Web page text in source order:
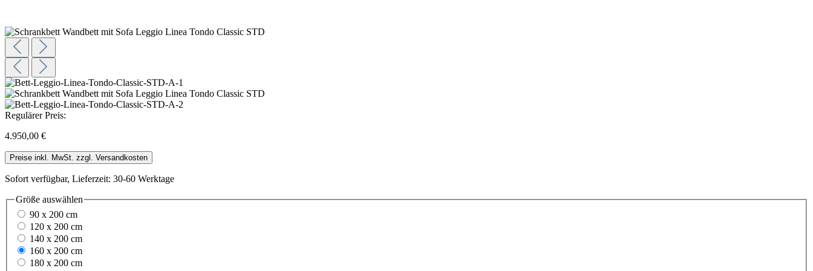
Regulärer Preis:
4.950,00 €
Preise inkl. MwSt. zzgl. Versandkosten
Sofort verfügbar, Lieferzeit: 30-60 Werktage
Größe auswählen
90 x 200 cm
120 x 200 cm
140 x 200 cm
160 x 200 cm
180 x 200 cm